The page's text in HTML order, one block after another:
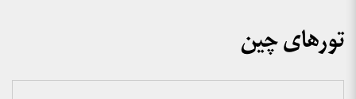
تورهای چین